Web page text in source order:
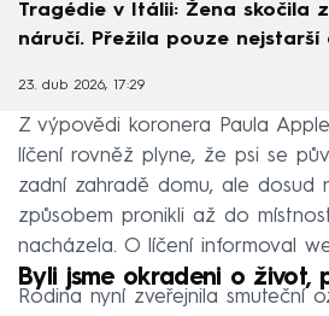
Tragédie v Itálii: Žena skočila
náručí. Přežila pouze nejstarší
23. dub 2026, 17:29
Z výpovědi koronera Paula
líčení rovněž plyne, že psi se
zadní zahradě domu, ale dosud
způsobem pronikli až do
nacházela. O líčení informoval
Byli jsme okradeni o život,
Rodina nyní zveřejnila smuteční